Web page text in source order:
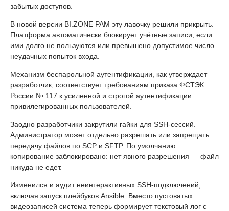
забытых доступов.
В новой версии BI.ZONE PAM эту лавочку решили прикрыть.
Платформа автоматически блокирует учётные записи, если
ими долго не пользуются или превышено допустимое число
неудачных попыток входа.
Механизм беспарольной аутентификации, как утверждает
разработчик, соответствует требованиям приказа ФСТЭК
России № 117 к усиленной и строгой аутентификации
привилегированных пользователей.
Заодно разработчики закрутили гайки для SSH-сессий.
Администратор может отдельно разрешать или запрещать
передачу файлов по SCP и SFTP. По умолчанию
копирование заблокировано: нет явного разрешения — файл
никуда не едет.
Изменился и аудит неинтерактивных SSH-подключений,
включая запуск плейбуков Ansible. Вместо пустоватых
видеозаписей система теперь формирует текстовый лог с